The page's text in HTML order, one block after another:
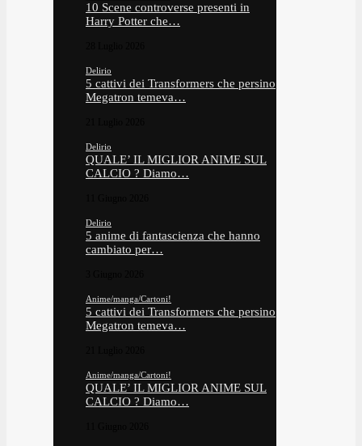
10 Scene controverse presenti in
Harry Potter che…
Delirio
5 cattivi dei Transformers che persino
Megatron temeva…
Delirio
QUALE’ IL MIGLIOR ANIME SUL
CALCIO ? Diamo…
Delirio
5 anime di fantascienza che hanno
cambiato per…
Anime/manga/Cartoni!
5 cattivi dei Transformers che persino
Megatron temeva…
Anime/manga/Cartoni!
QUALE’ IL MIGLIOR ANIME SUL
CALCIO ? Diamo…